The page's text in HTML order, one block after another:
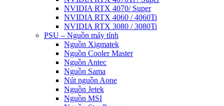
NVIDIA RTX 4070/ Super
NVIDIA RTX 4060 / 4060Ti
NVIDIA RTX 3080 / 3080Ti
PSU – Nguồn máy tính
Nguồn Xigmatek
Nguồn Cooler Master
Nguồn Antec
Nguồn Sama
Nút nguồn Aone
Nguồn Jetek
Nguồn MSI